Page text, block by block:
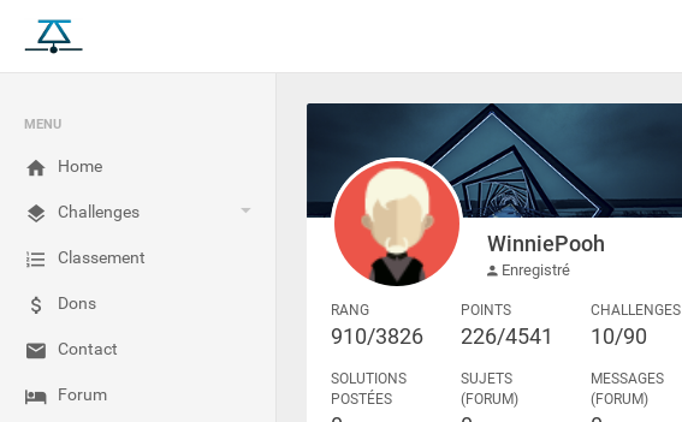
MENU
Home
Challenges
Classement
Dons
Contact
Forum
WinniePooh
Enregistré
RANG
910/3826
POINTS
226/4541
CHALLENGES
10/90
SOLUTIONS
POSTÉES
SUJETS
(FORUM)
MESSAGES
(FORUM)